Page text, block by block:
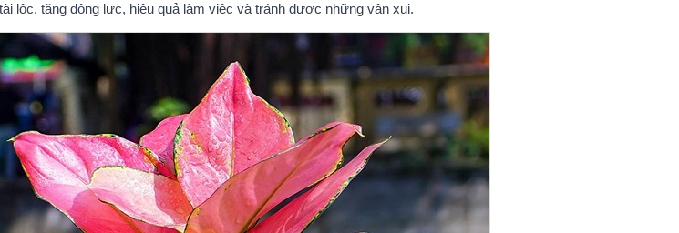
lộc, tăng động lực, hiệu quả làm việc và tránh được những vận xui.